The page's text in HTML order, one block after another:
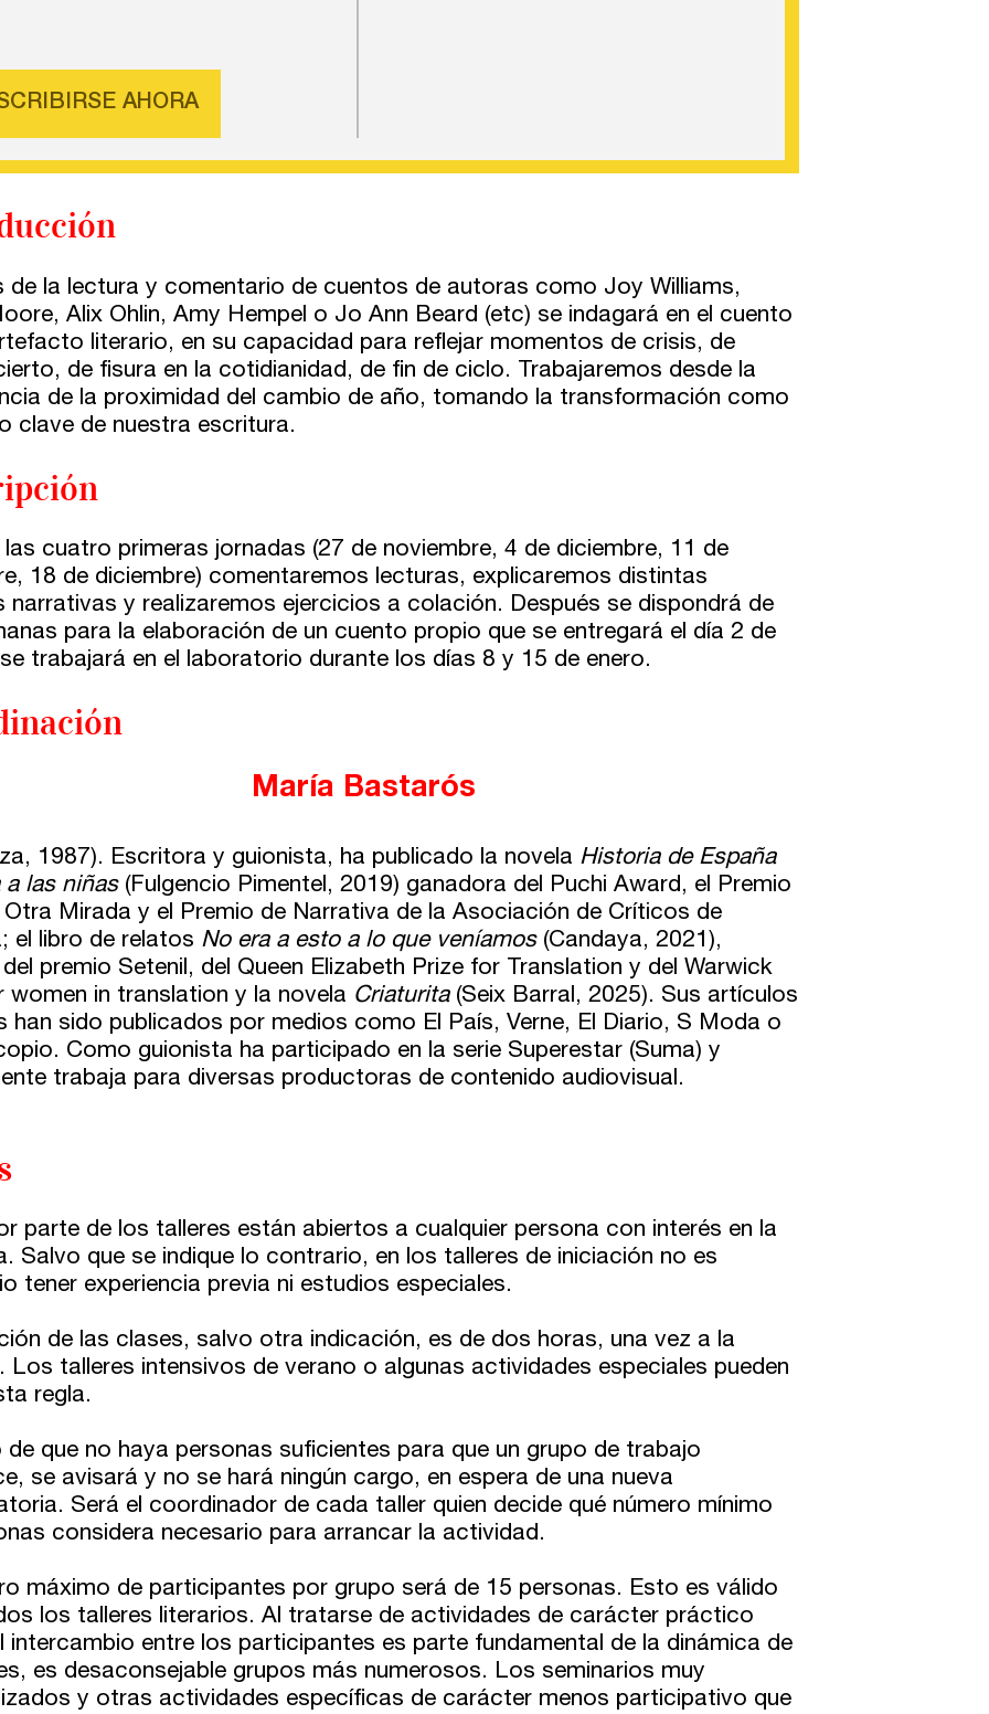
AHORA
de la lectura y comentario de cuentos de autoras como Joy Williams,
Alix Ohlin, Amy Hempel o Jo Ann Beard (etc) se indagará en el cuento
literario, en su capacidad para reflejar momentos de crisis, de
de fisura en la cotidianidad, de fin de ciclo. Trabajaremos desde la
de la proximidad del cambio de año, tomando la transformación como
clave de nuestra escritura.
las cuatro primeras jornadas (27 de noviembre, 4 de diciembre, 11 de
18 de diciembre) comentaremos lecturas, explicaremos distintas
narrativas y realizaremos ejercicios a colación. Después se dispondrá de
para la elaboración de un cuento propio que se entregará el día 2 de
trabajará en el laboratorio durante los días 8 y 15 de enero.
María Bastarós
1987). Escritora y guionista, ha publicado la novela Historia de España
a las niñas(Fulgencio Pimentel, 2019) ganadora del Puchi Award, el Premio
Mirada y el Premio de Narrativa de la Asociación de Críticos de
el libro de relatos No era a esto a lo que veníamos(Candaya, 2021),
premio Setenil, del Queen Elizabeth Prize for Translation y del Warwick
women in translation y la novela Criaturita(Seix Barral, 2025). Sus artículos
han sido publicados por medios como El País, Verne, El Diario, S Moda o
Como guionista ha participado en la serie Superestar (Suma) y
trabaja para diversas productoras de contenido audiovisual.
parte de los talleres están abiertos a cualquier persona con interés en la
Salvo que se indique lo contrario, en los talleres de iniciación no es
tener experiencia previa ni estudios especiales.
de las clases, salvo otra indicación, es de dos horas, una vez a la
Los talleres intensivos de verano o algunas actividades especiales pueden
regla.
de que no haya personas suficientes para que un grupo de trabajo
se avisará y no se hará ningún cargo, en espera de una nueva
Será el coordinador de cada taller quien decide qué número mínimo
considera necesario para arrancar la actividad.
máximo de participantes por grupo será de 15 personas. Esto es válido
los talleres literarios. Al tratarse de actividades de carácter práctico
intercambio entre los participantes es parte fundamental de la dinámica de
es desaconsejable grupos más numerosos. Los seminarios muy
y otras actividades específicas de carácter menos participativo que